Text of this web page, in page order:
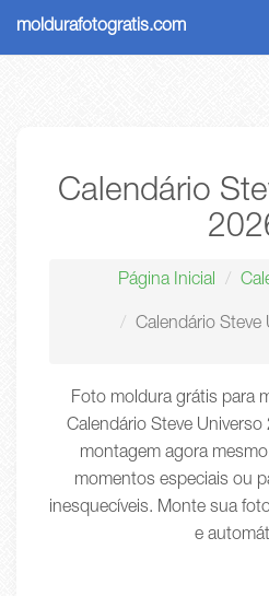
moldurafotogratis.com
Calendário
Página Inicial
Calendário Steve
Foto moldura grátis para
Calendário Steve
montagem agora
momentos especiais ou
inesquecíveis. Monte sua
e